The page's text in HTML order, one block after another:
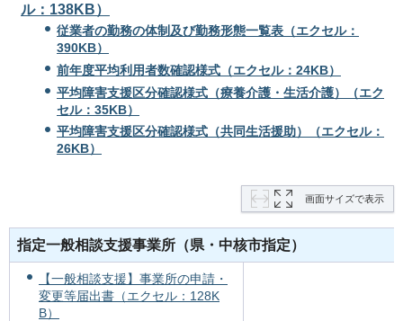
ル：138KB）
従業者の勤務の体制及び勤務形態一覧表（エクセル：
390KB）
前年度平均利用者数確認様式（エクセル：24KB）
平均障害支援区分確認様式（療養介護・生活介護）（エク
セル：35KB）
平均障害支援区分確認様式（共同生活援助）（エクセル：
26KB）
画面サイズで表示
指定一般相談支援事業所（県・中核市指定）
【一般相談支援】事業所の申請・
変更等届出書（エクセル：128K
B）